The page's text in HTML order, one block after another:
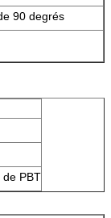
90 degrés
de PBT